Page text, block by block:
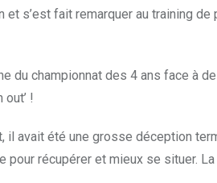
et s’est fait remarquer au training
du championnat des 4 ans face
!
avait été une grosse déception
récupérer et mieux se situer.